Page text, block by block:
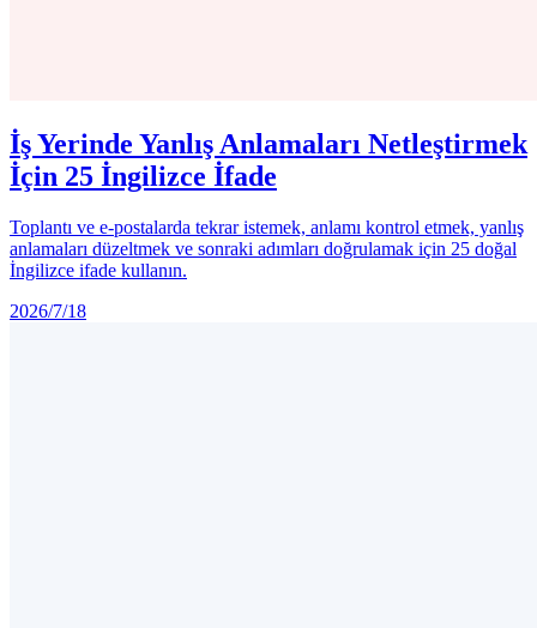
İş Yerinde Yanlış Anlamaları Netleştirmek
İçin 25 İngilizce İfade
Toplantı ve e-postalarda tekrar istemek, anlamı kontrol etmek, yanlış
anlamaları düzeltmek ve sonraki adımları doğrulamak için 25 doğal
İngilizce ifade kullanın.
2026/7/18